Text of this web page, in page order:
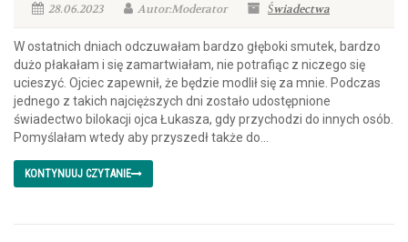
28.06.2023 Autor:Moderator Świadectwa
W ostatnich dniach odczuwałam bardzo głęboki smutek, bardzo
dużo płakałam i się zamartwiałam, nie potrafiąc z niczego się
ucieszyć. Ojciec zapewnił, że będzie modlił się za mnie. Podczas
jednego z takich najcięższych dni zostało udostępnione
świadectwo bilokacji ojca Łukasza, gdy przychodzi do innych osób.
Pomyślałam wtedy aby przyszedł także do...
KONTYNUUJ CZYTANIE